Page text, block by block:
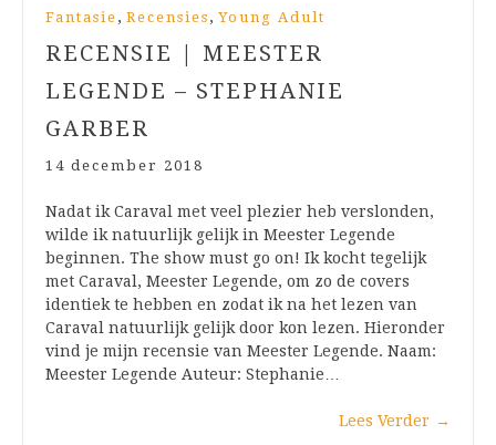
Fantasie , Recensies , Young Adult
RECENSIE | MEESTER
LEGENDE – STEPHANIE
GARBER
14 december 2018
Nadat ik Caraval met veel plezier heb verslonden,
wilde ik natuurlijk gelijk in Meester Legende
beginnen. The show must go on! Ik kocht tegelijk
met Caraval, Meester Legende, om zo de covers
identiek te hebben en zodat ik na het lezen van
Caraval natuurlijk gelijk door kon lezen. Hieronder
vind je mijn recensie van Meester Legende. Naam:
Meester Legende Auteur: Stephanie…
Lees Verder →